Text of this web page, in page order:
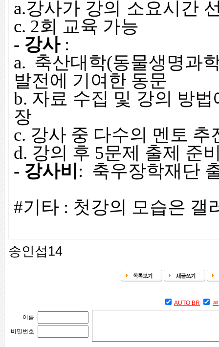
a.강사가 강의 소요시간
c. 2회 교육 가능
- 강사:
a. 축산대학(동물생명과
발전에 기여한 동문
b. 자료 수집 및 강의 방
장
c. 강사 중 다수의 멘토 추
d. 강의 후 5문제 출제 준
- 강사비 : 축우장학재단
#기타 : 첫강의 모습은 갤
송인섭14
AUTO BR
이름
비밀번호